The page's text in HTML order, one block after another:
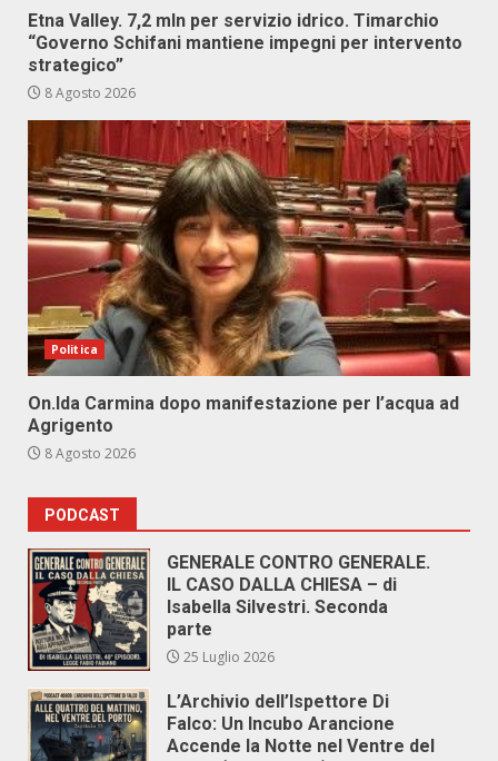
Etna Valley. 7,2 mln per servizio idrico. Timarchio
“Governo Schifani mantiene impegni per intervento
strategico”
8 Agosto 2026
Politica
On.Ida Carmina dopo manifestazione per l’acqua ad
Agrigento
8 Agosto 2026
PODCAST
GENERALE CONTRO GENERALE.
IL CASO DALLA CHIESA – di
Isabella Silvestri. Seconda
parte
25 Luglio 2026
L’Archivio dell’Ispettore Di
Falco: Un Incubo Arancione
Accende la Notte nel Ventre del